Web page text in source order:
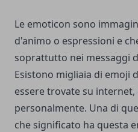
Le emoticon sono
d'animo o espressioni e
soprattutto nei messaggi
Esistono migliaia di emoji
essere trovate su
personalmente. Una di
che significato ha questa